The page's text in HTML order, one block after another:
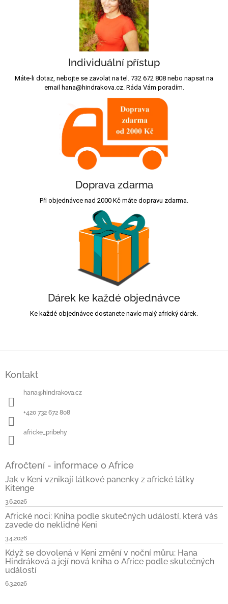
Individuální přístup
Máte-li dotaz, nebojte se zavolat na tel. 732 672 808 nebo napsat na
email hana@hindrakova.cz. Ráda Vám poradím.
Doprava zdarma
Při objednávce nad 2000 Kč máte dopravu zdarma.
Dárek ke každé objednávce
Ke každé objednávce dostanete navíc malý africký dárek.
Kontakt
hana@hindrakova.cz
+420 732 672 808
africke_pribehy
Afročtení - informace o Africe
Jak v Keni vznikají látkové panenky z africké látky
Kitenge
3.6.2026
Africké noci: Kniha podle skutečných událostí, která vás
zavede do neklidné Keni
3.4.2026
Když se dovolená v Keni změní v noční můru: Hana
Hindráková a její nová kniha o Africe podle skutečných
událostí
6.3.2026